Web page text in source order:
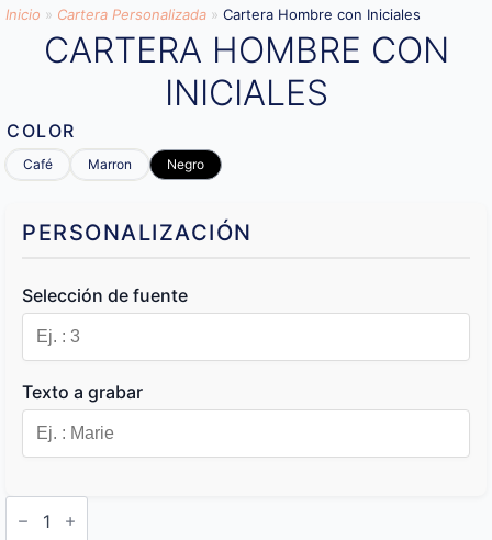
Inicio » Cartera Personalizada » Cartera Hombre con Iniciales
CARTERA HOMBRE CON
INICIALES
COLOR
Café Marron Negro
PERSONALIZACIÓN
Selección de fuente
Texto a grabar
Cartera
Hombre